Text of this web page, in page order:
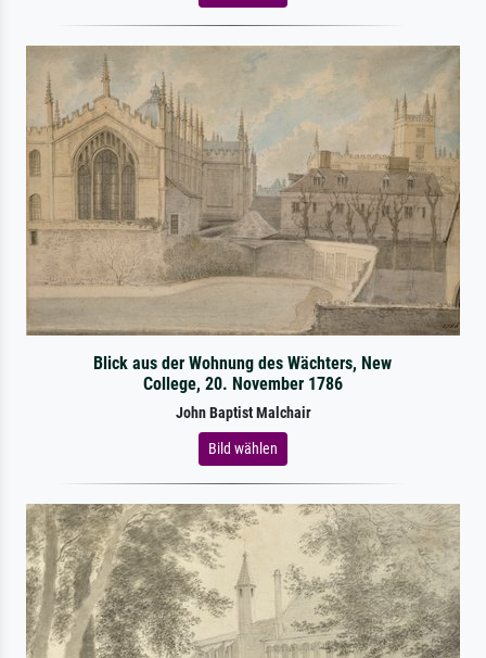
Blick aus der Wohnung des Wächters, New
College, 20. November 1786
John Baptist Malchair
Bild wählen